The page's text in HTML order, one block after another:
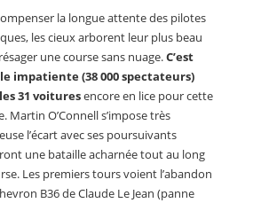
la longue attente des pilotes
les cieux arborent leur plus beau
une course sans nuage.C’est
impatiente (38 000 spectateurs)
31 voituresencore en lice pour cette
Martin O’Connell s’impose très
l’écart avec ses poursuivants
une bataille acharnée tout au long
Les premiers tours voient l’abandon
B36 de Claude Le Jean (panne